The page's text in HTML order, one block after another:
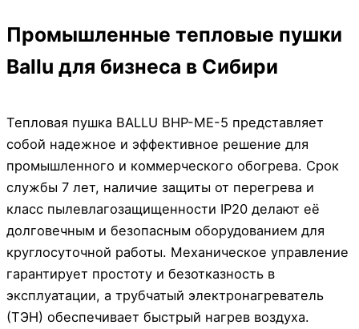
Промышленные тепловые пушки
Ballu для бизнеса в Сибири
Тепловая пушка BALLU BHP-ME-5 представляет
собой надежное и эффективное решение для
промышленного и коммерческого обогрева. Срок
службы 7 лет, наличие защиты от перегрева и
класс пылевлагозащищенности IP20 делают её
долговечным и безопасным оборудованием для
круглосуточной работы. Механическое управление
гарантирует простоту и безотказность в
эксплуатации, а трубчатый электронагреватель
(ТЭН) обеспечивает быстрый нагрев воздуха.